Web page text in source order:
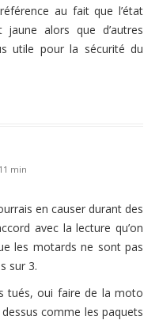
au fait que l’état
jaune alors que d’autres
utile pour la sécurité du
min
en causer durant des
avec la lecture qu’on
les motards ne sont pas
sur 3.
tués, oui faire de la moto
comme les paquets